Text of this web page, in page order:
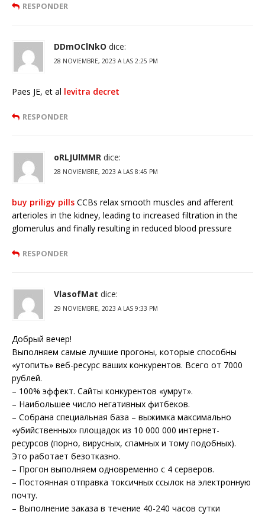
RESPONDER
DDmOClNkO dice:
28 NOVIEMBRE, 2023 A LAS 2:25 PM
Paes JE, et al levitra decret
RESPONDER
oRLJUlMMR dice:
28 NOVIEMBRE, 2023 A LAS 8:45 PM
buy priligy pills CCBs relax smooth muscles and afferent
arterioles in the kidney, leading to increased filtration in the
glomerulus and finally resulting in reduced blood pressure
RESPONDER
VlasofMat dice:
29 NOVIEMBRE, 2023 A LAS 9:33 PM
Добрый вечер!
Выполняем самые лучшие прогоны, которые способны
«утопить» веб-ресурс ваших конкурентов. Всего от 7000
рублей.
– 100% эффект. Сайты конкурентов «умрут».
– Наибольшее число негативных фитбеков.
– Собрана специальная база – выжимка максимально
«убийственных» площадок из 10 000 000 интернет-
ресурсов (порно, вирусных, спамных и тому подобных).
Это работает безотказно.
– Прогон выполняем одновременно с 4 серверов.
– Постоянная отправка токсичных ссылок на электронную
почту.
– Выполнение заказа в течение 40-240 часов сутки